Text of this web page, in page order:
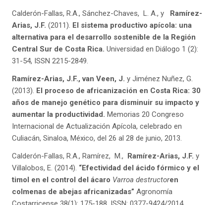
Calderón-Fallas, R.A., Sánchez-Chaves, L. A., y
Ramírez-
Arias, J.F. (2011). El sistema productivo apícola: una
alternativa para el desarrollo sostenible de la Región
Central Sur de Costa Rica. Universidad en Diálogo 1 (2):
31-54, ISSN 2215-2849.
Ramírez-Arias, J.F., van Veen, J. y Jiménez Nuñez, G.
(2013). El proceso de africanización en Costa Rica: 30
años de manejo genético para disminuir su impacto y
aumentar la productividad. Memorias 20 Congreso
Internacional de Actualización Apícola, celebrado en
Culiacán, Sinaloa, México, del 26 al 28 de junio, 2013.
Calderón-Fallas, R.A., Ramírez, M., Ramírez-Arias, J.F. y
Villalobos, E. (2014). “Efectividad del ácido fórmico y el
timol en el control del ácaro Varroa destructoren
colmenas de abejas africanizadas” Agronomía